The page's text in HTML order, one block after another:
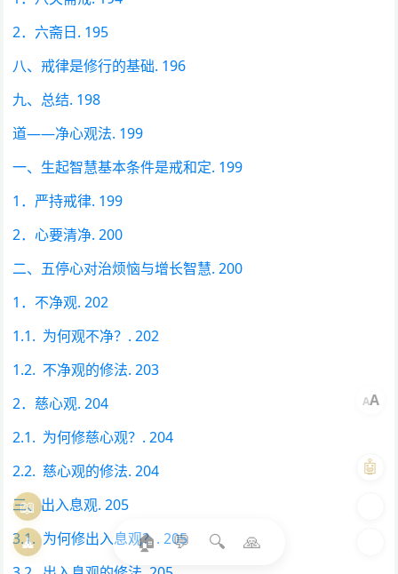
2．六斋日. 195
八、戒律是修行的基础. 196
九、总结. 198
道——净心观法. 199
一、生起智慧基本条件是戒和定. 199
1．严持戒律. 199
2．心要清净. 200
二、五停心对治烦恼与增长智慧. 200
1．不净观. 202
1.1. 为何观不净？. 202
1.2. 不净观的修法. 203
2．慈心观. 204
2.1. 为何修慈心观？. 204
2.2. 慈心观的修法. 204
三、出入息观. 205
3.1. 为何修出入息观？. 205
🏠 💬 🔍 🙏
AA
📖
🧘
🤖